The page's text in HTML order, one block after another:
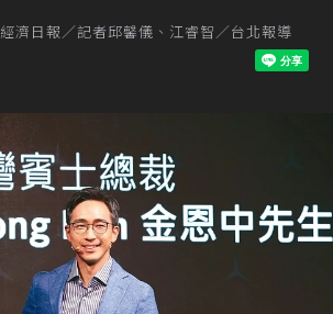
經濟日報／記者邱馨儀、江睿智／台北報導